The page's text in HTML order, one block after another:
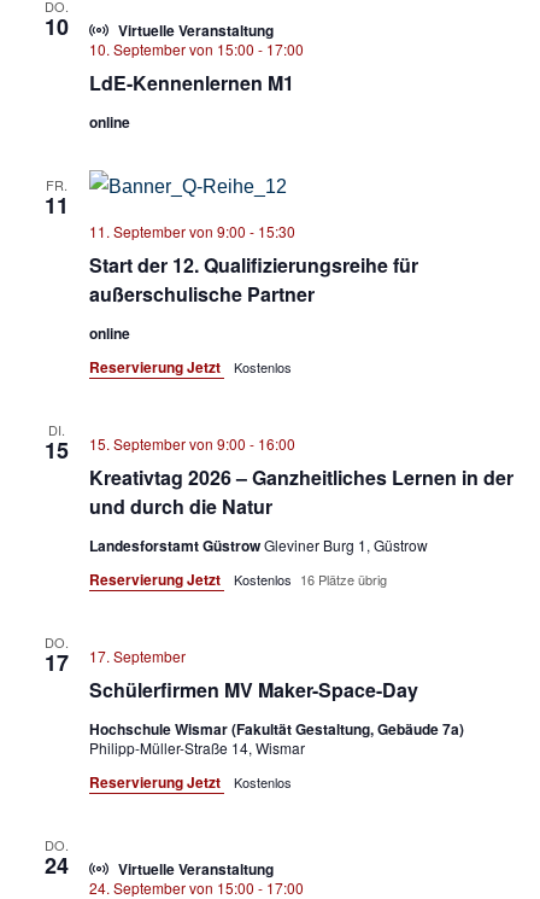
DO.
10
LdE-Kennenlernen M1
10. September von 15:00 - 17:00
online
Virtuelle Veranstaltung
FR.
11
Start der 12. Qualifizierungsreihe für
außerschulische Partner
11. September von 9:00 - 15:30
online
Reservierung Jetzt
Kostenlos
DI.
15
Kreativtag 2026 – Ganzheitliches Lernen in der
und durch die Natur
15. September von 9:00 - 16:00
Landesforstamt GüstrowGleviner Burg 1, Güstrow
Reservierung Jetzt Kostenlos 16 Plätze übrig
DO.
17
Schülerfirmen MV Maker-Space-Day
17. September
Hochschule Wismar (Fakultät Gestaltung, Gebäude 7a)
Philipp-Müller-Straße 14, Wismar
Reservierung Jetzt Kostenlos
DO.
24
24. September von 15:00 - 17:00
Virtuelle Veranstaltung